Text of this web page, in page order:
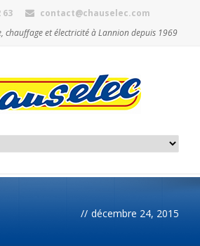
63
contact@chauselec.com
chauffage et électricité à Lannion depuis 1969
// décembre 24, 2015